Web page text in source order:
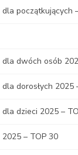
początkujących
dwóch osób
dorosłych 2025
dzieci 2025 –
– TOP 30